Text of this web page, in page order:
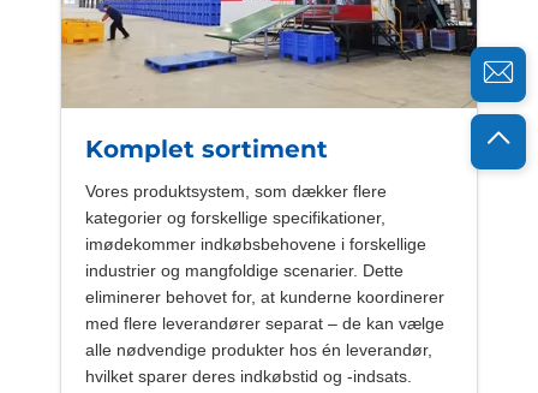
Komplet sortiment
Vores produktsystem, som dækker flere
kategorier og forskellige specifikationer,
imødekommer indkøbsbehovene i forskellige
industrier og mangfoldige scenarier. Dette
eliminerer behovet for, at kunderne koordinerer
med flere leverandører separat – de kan vælge
alle nødvendige produkter hos én leverandør,
hvilket sparer deres indkøbstid og -indsats.